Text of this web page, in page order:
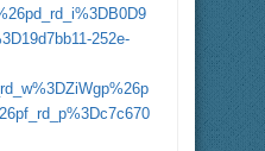
252e-